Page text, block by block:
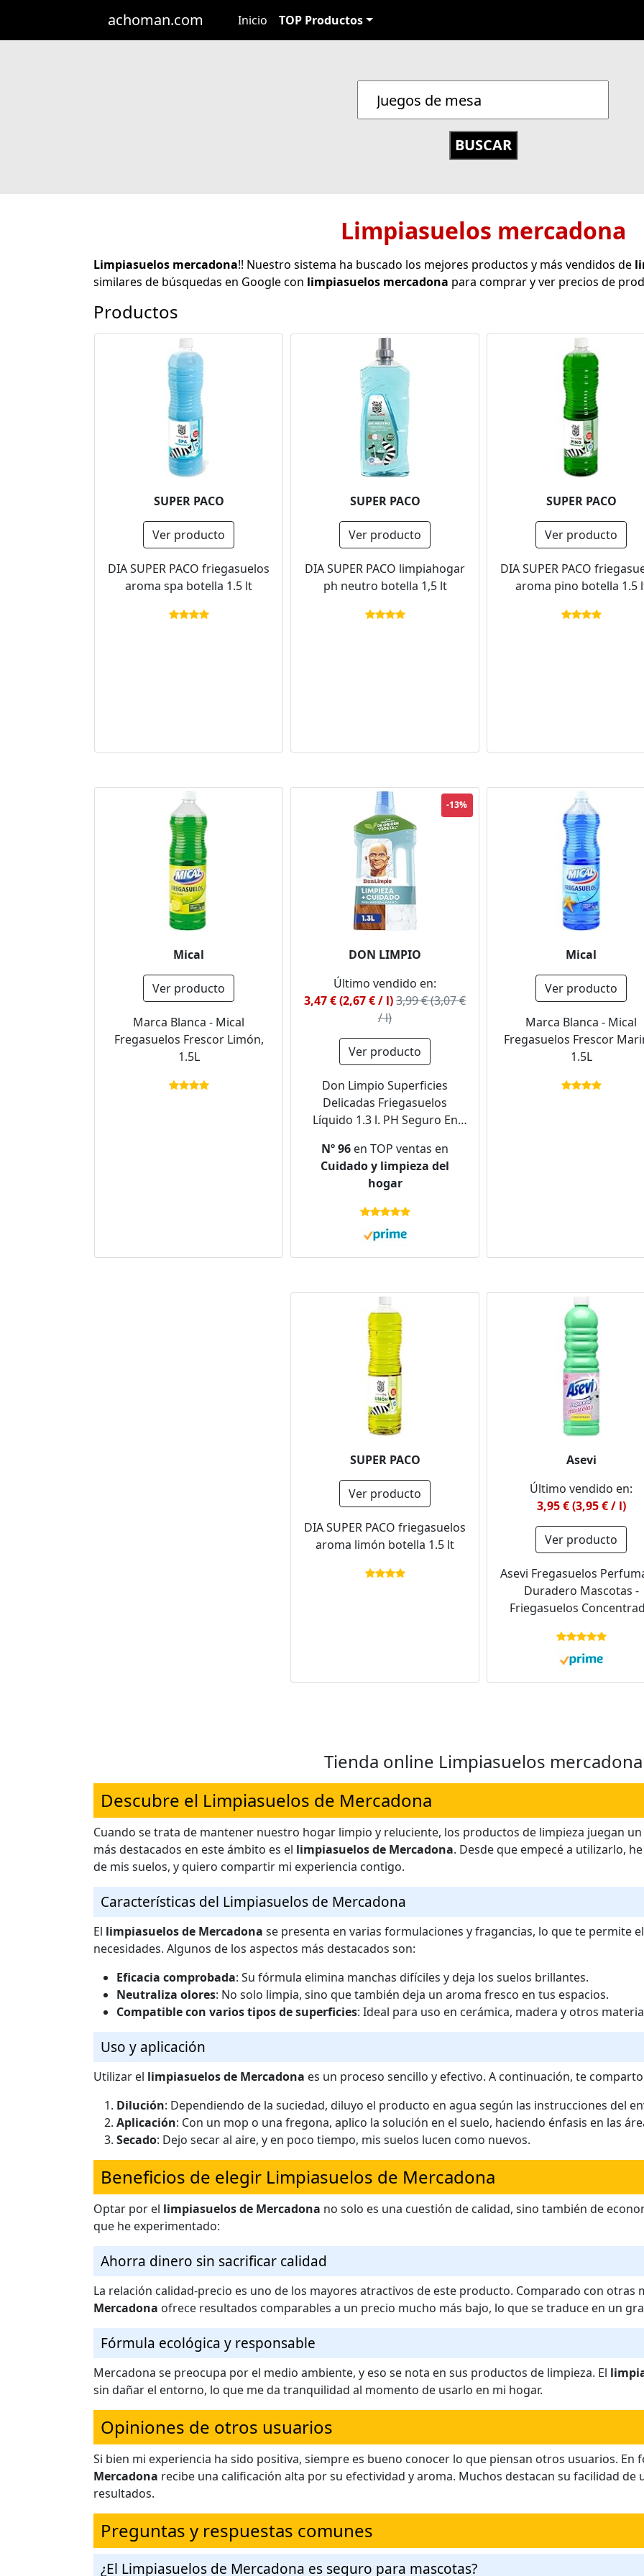
achoman.com Inicio TOP Productos
Limpiasuelos mercadona
Limpiasuelos mercadona!! Nuestro sistema ha buscado los mejores productos y más vendidos de
similares de búsquedas en Google con limpiasuelos mercadona para comprar y ver precios de
Productos
SUPER PACO
Ver producto
DIA SUPER PACO friegasuelos
aroma spa botella 1.5 lt
SUPER PACO
Ver producto
DIA SUPER PACO limpiahogar
ph neutro botella 1,5 lt
SUPER PACO
Ver producto
DIA SUPER PACO
aroma pino botella 1.5
Mical
Ver producto
Marca Blanca - Mical
Fregasuelos Frescor Limón,
1.5L
-13%
DON LIMPIO
Último vendido en:
3,47 € (2,67 € / l)3,99 € (3,07 €
/ l)
Ver producto
Don Limpio Superficies
Delicadas Friegasuelos
Líquido 1.3 l. PH Seguro En
Nº 96 en TOP ventas en
Cuidado y limpieza del
hogar
Mical
Ver producto
Marca Blanca - Mical
Fregasuelos Frescor
1.5L
SUPER PACO
Ver producto
DIA SUPER PACO friegasuelos
aroma limón botella 1.5 lt
Asevi
Último vendido en:
3,95 € (3,95 € / l)
Ver producto
Asevi Fregasuelos
Duradero Mascotas -
Friegasuelos
Malos Olores -
con pH Neutro para Todo
Tienda online Limpiasuelos mercadona
Descubre el Limpiasuelos de Mercadona
Cuando se trata de mantener nuestro hogar limpio y reluciente, los productos de limpieza juegan
más destacados en este ámbito es el limpiasuelos de Mercadona. Desde que empecé a utilizarlo,
de mis suelos, y quiero compartir mi experiencia contigo.
Características del Limpiasuelos de Mercadona
El limpiasuelos de Mercadona se presenta en varias formulaciones y fragancias, lo que te permite
necesidades. Algunos de los aspectos más destacados son:
Eficacia comprobada: Su fórmula elimina manchas difíciles y deja los suelos brillantes.
Neutraliza olores: No solo limpia, sino que también deja un aroma fresco en tus espacios.
Compatible con varios tipos de superficies: Ideal para uso en cerámica, madera y otros
Uso y aplicación
Utilizar el limpiasuelos de Mercadona es un proceso sencillo y efectivo. A continuación, te
Dilución: Dependiendo de la suciedad, diluyo el producto en agua según las instrucciones del
Aplicación: Con un mop o una fregona, aplico la solución en el suelo, haciendo énfasis en las
Secado: Dejo secar al aire, y en poco tiempo, mis suelos lucen como nuevos.
Beneficios de elegir Limpiasuelos de Mercadona
Optar por el limpiasuelos de Mercadona no solo es una cuestión de calidad, sino también de
que he experimentado:
Ahorra dinero sin sacrificar calidad
La relación calidad-precio es uno de los mayores atractivos de este producto. Comparado con otras
Mercadona ofrece resultados comparables a un precio mucho más bajo, lo que se traduce en un
Fórmula ecológica y responsable
Mercadona se preocupa por el medio ambiente, y eso se nota en sus productos de limpieza. El
sin dañar el entorno, lo que me da tranquilidad al momento de usarlo en mi hogar.
Opiniones de otros usuarios
Si bien mi experiencia ha sido positiva, siempre es bueno conocer lo que piensan otros usuarios. En
Mercadona recibe una calificación alta por su efectividad y aroma. Muchos destacan su facilidad de
resultados.
Preguntas y respuestas comunes
¿El Limpiasuelos de Mercadona es seguro para mascotas?